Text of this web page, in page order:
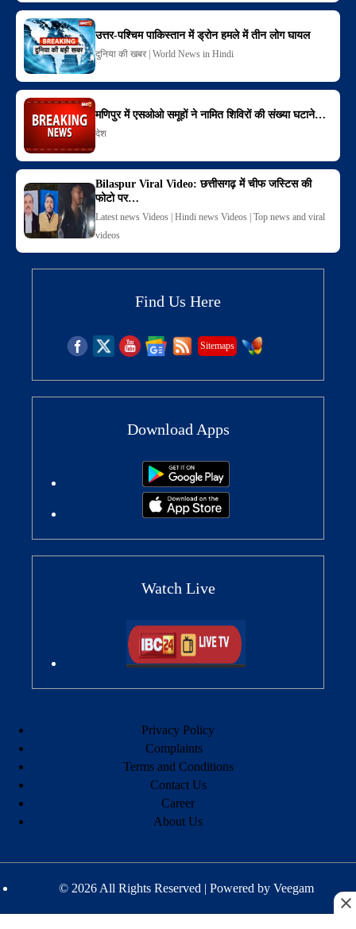
उत्तर-पश्चिम पाकिस्तान में ड्रोन हमले में तीन लोग घायल
दुनिया की खबर | World News in Hindi
मणिपुर में एसओओ समूहों ने नामित शिविरों की संख्या घटाने…
देश
Bilaspur Viral Video: छत्तीसगढ़ में चीफ जस्टिस की
फोटो पर…
Latest news Videos | Hindi news Videos | Top news and viral
videos
Find Us Here
Sitemaps
Download Apps
Watch Live
Privacy Policy
Complaints
Terms and Conditions
Contact Us
Career
About Us
© 2026 All Rights Reserved | Powered by Veegam